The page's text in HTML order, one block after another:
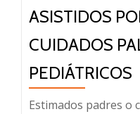
ASISTIDOS
CUIDADOS
PEDIÁTRICOS
Estimados padres o